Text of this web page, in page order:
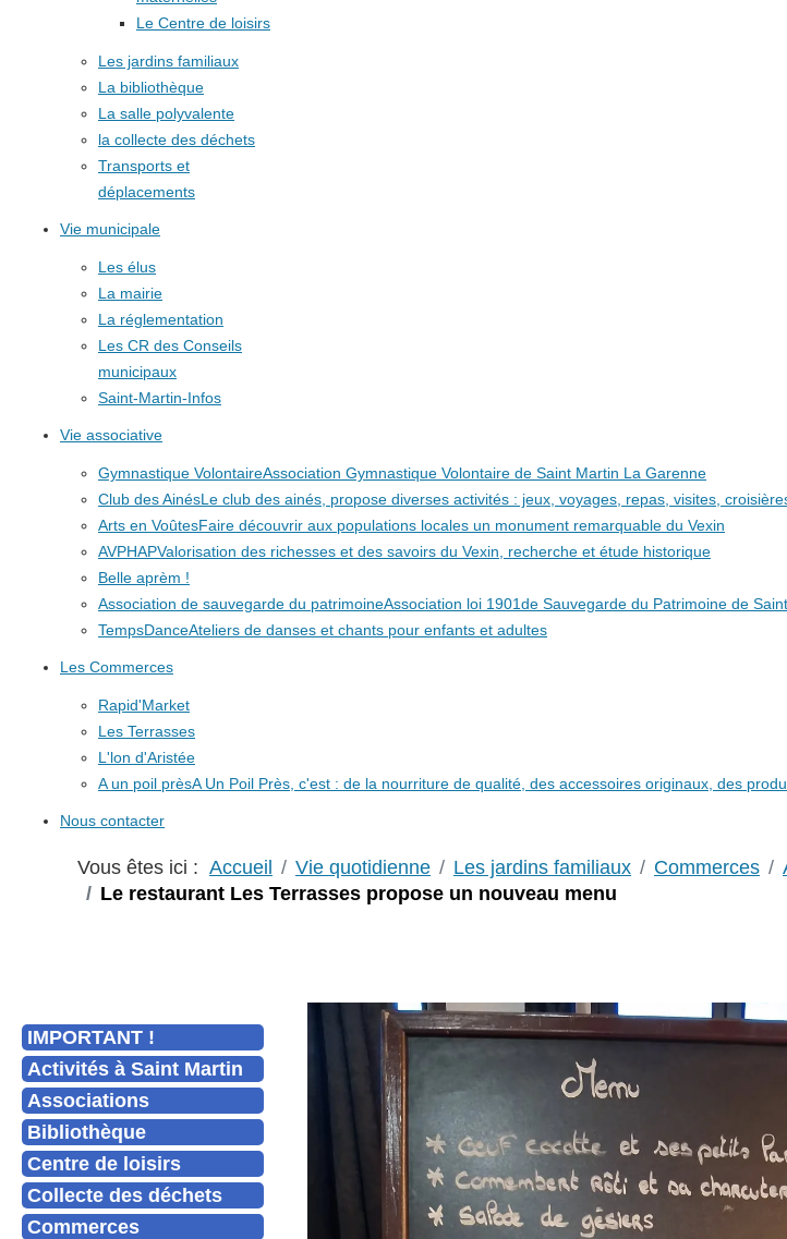
Le Centre de loisirs
Les jardins familiaux
La bibliothèque
La salle polyvalente
la collecte des déchets
Transports et
déplacements
Vie municipale
Les élus
La mairie
La réglementation
Les CR des Conseils
municipaux
Saint-Martin-Infos
Vie associative
Gymnastique VolontaireAssociation Gymnastique Volontaire de Saint Martin La Garenne
Club des AinésLe club des ainés, propose diverses activités : jeux, voyages, repas, visites,
Arts en VoûtesFaire découvrir aux populations locales un monument remarquable du Vexin
AVPHAPValorisation des richesses et des savoirs du Vexin, recherche et étude historique
Belle aprèm !
Association de sauvegarde du patrimoineAssociation loi 1901de Sauvegarde du Patrimoine de
TempsDanceAteliers de danses et chants pour enfants et adultes
Les Commerces
Rapid'Market
Les Terrasses
L'lon d'Aristée
A un poil prèsA Un Poil Près, c'est : de la nourriture de qualité, des accessoires originaux, des
Nous contacter
Vous êtes ici : Accueil Vie quotidienne Les jardins familiaux Commerces
Le restaurant Les Terrasses propose un nouveau menu
IMPORTANT !
Activités à Saint Martin
Associations
Bibliothèque
Centre de loisirs
Collecte des déchets
Commerces